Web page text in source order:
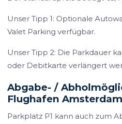
Unser Tipp 1: Optionale
Valet Parking verfügbar.
Unser Tipp 2: Die Parkdauer
oder Debitkarte verlängert
Abgabe- /
Flughafen Amsterdam
Parkplatz P1 kann auch zum